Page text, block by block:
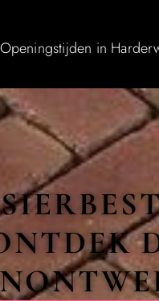
Openingstijden in